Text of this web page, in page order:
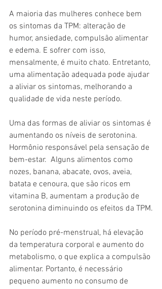
A maioria das mulheres conhece bem
os sintomas da TPM: alteração de
humor, ansiedade, compulsão alimentar
e edema. E sofrer com isso,
mensalmente, é muito chato. Entretanto,
uma alimentação adequada pode ajudar
a aliviar os sintomas, melhorando a
qualidade de vida neste período.
Uma das formas de aliviar os sintomas é
aumentando os níveis de serotonina.
Hormônio responsável pela sensação de
bem-estar.  Alguns alimentos como
nozes, banana, abacate, ovos, aveia,
batata e cenoura, que são ricos em
vitamina B, aumentam a produção de
serotonina diminuindo os efeitos da TPM.
No período pré-menstrual, há elevação
da temperatura corporal e aumento do
metabolismo, o que explica a compulsão
alimentar. Portanto, é necessário
pequeno aumento no consumo de